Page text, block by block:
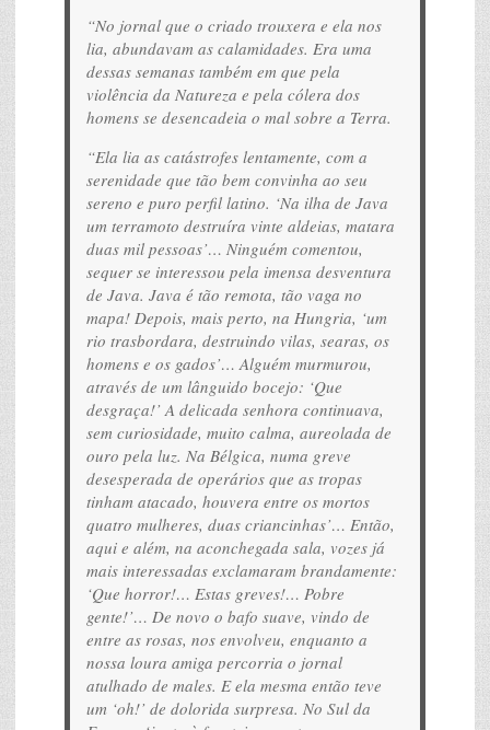
“No jornal que o criado trouxera e ela nos
lia, abundavam as calamidades. Era uma
dessas semanas também em que pela
violência da Natureza e pela cólera dos
homens se desencadeia o mal sobre a Terra.
“Ela lia as catástrofes lentamente, com a
serenidade que tão bem convinha ao seu
sereno e puro perfil latino. ‘Na ilha de Java
um terramoto destruíra vinte aldeias, matara
duas mil pessoas’… Ninguém comentou,
sequer se interessou pela imensa desventura
de Java. Java é tão remota, tão vaga no
mapa! Depois, mais perto, na Hungria, ‘um
rio trasbordara, destruindo vilas, searas, os
homens e os gados’… Alguém murmurou,
através de um lânguido bocejo: ‘Que
desgraça!’ A delicada senhora continuava,
sem curiosidade, muito calma, aureolada de
ouro pela luz. Na Bélgica, numa greve
desesperada de operários que as tropas
tinham atacado, houvera entre os mortos
quatro mulheres, duas criancinhas’… Então,
aqui e além, na aconchegada sala, vozes já
mais interessadas exclamaram brandamente:
‘Que horror!… Estas greves!… Pobre
gente!’… De novo o bafo suave, vindo de
entre as rosas, nos envolveu, enquanto a
nossa loura amiga percorria o jornal
atulhado de males. E ela mesma então teve
um ‘oh!’ de dolorida surpresa. No Sul da